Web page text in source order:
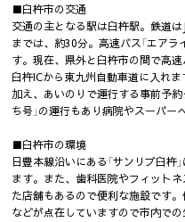
■臼杵市の交通
交通の主となる駅は臼杵駅。鉄道
までは、約30分。高速バス「エア
す。現在、県外と臼杵市の間で高
臼杵ICから東九州自動車道に入れま
加え、あいのりで運行する事前予
ち号」の運行もあり病院やスーパー
■臼杵市の環境
日豊本線沿いにある「サンリブ臼杵
ます。また、歯科医院やフィット
た店舗もあるので便利な施設です
などが点在していますので市内で